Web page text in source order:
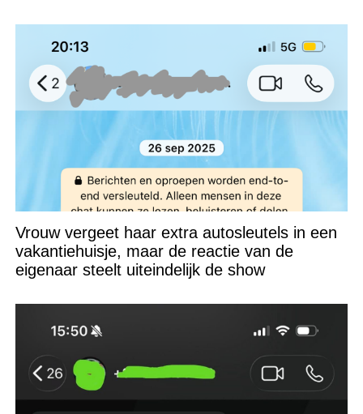
Vrouw vergeet haar extra autosleutels in een
vakantiehuisje, maar de reactie van de
eigenaar steelt uiteindelijk de show